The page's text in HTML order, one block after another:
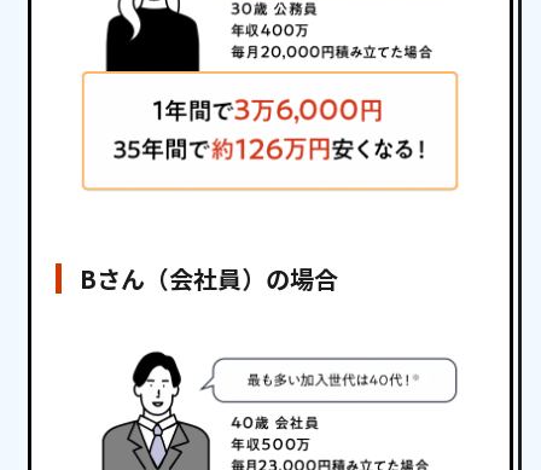
Bさん（会社員）の場合